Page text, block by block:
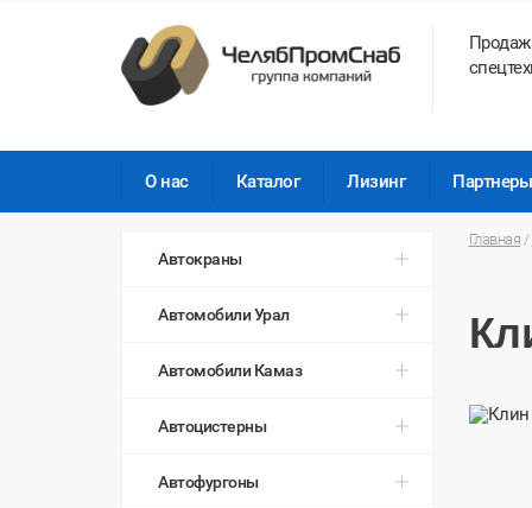
О нас Каталог Лизинг Партнеры
Автокраны
Автомобили Урал
Автомобили Камаз
Автоцистерны
Автофургоны
Главная /